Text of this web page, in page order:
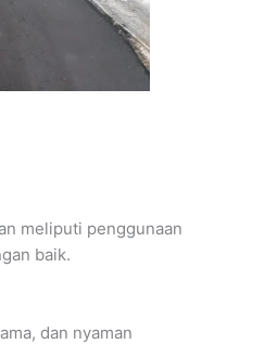
meliputi penggunaan
baik.
dan nyaman